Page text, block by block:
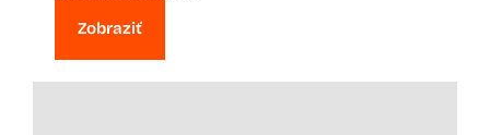
Zobraziť